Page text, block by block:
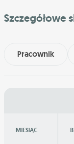
Szczegółowe
Pracownik
MIESIĄC